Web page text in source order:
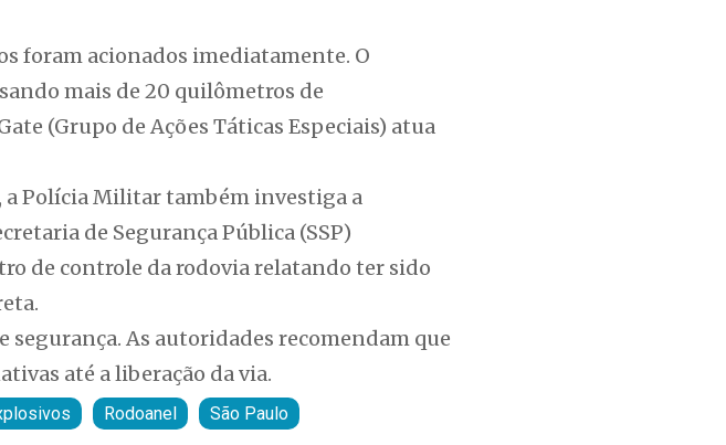
foram acionados imediatamente. O
mais de 20 quilômetros de
(Grupo de Ações Táticas Especiais) atua
a Polícia Militar também investiga a
de Segurança Pública (SSP)
de controle da rodovia relatando ter sido
segurança. As autoridades recomendam que
até a liberação da via.
Rodoanel São Paulo